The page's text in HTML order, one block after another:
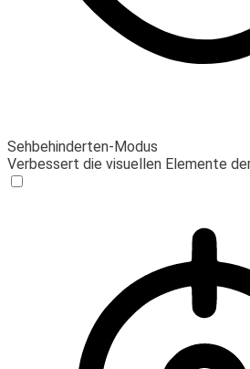
Sehbehinderten-Modus
Verbessert die visuellen Elemente